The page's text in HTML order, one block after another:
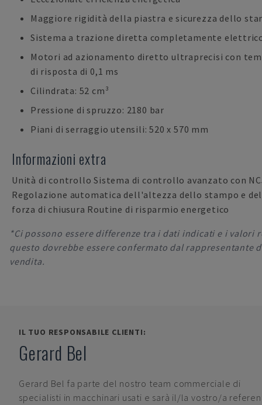
Maggiore rigidità della piastra e sicurezza dello
Sistema a trazione diretta completamente
Motori ad azionamento diretto ultraprecisi con
di risposta di 0,1 ms
Cilindrata: 52 cm³
Pressione di spruzzo: 2180 bar
Piani di serraggio utensili: 520 x 570 mm
Informazioni extra
Unità di controllo Sistema di controllo avanzato con
Regolazione automatica dell'altezza dello stampo e
forza di chiusura Routine di risparmio energetico
*Ci possono essere differenze tra i dati indicati e i valori
questo dovrebbe essere confermato dal rappresentante
vendita.
IL TUO RESPONSABILE CLIENTI:
Gerard Bel
Gerard Bel fa parte del nostro team commerciale di
specialisti in macchinari usati e sarà il/la vostro/a